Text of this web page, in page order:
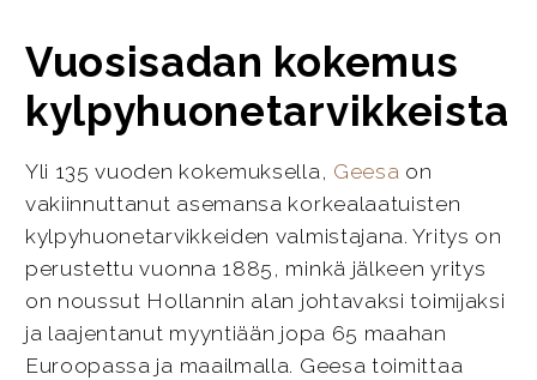
Vuosisadan kokemus
kylpyhuonetarvikkeista
Yli 135 vuoden kokemuksella, Geesa on
vakiinnuttanut asemansa korkealaatuisten
kylpyhuonetarvikkeiden valmistajana. Yritys on
perustettu vuonna 1885, minkä jälkeen yritys
on noussut Hollannin alan johtavaksi toimijaksi
ja laajentanut myyntiään jopa 65 maahan
Euroopassa ja maailmalla. Geesa toimittaa